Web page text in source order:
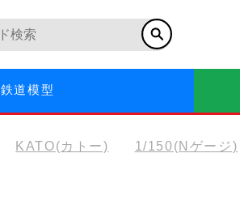
鉄道模型
KATO(カトー) 1/150(Nゲージ)